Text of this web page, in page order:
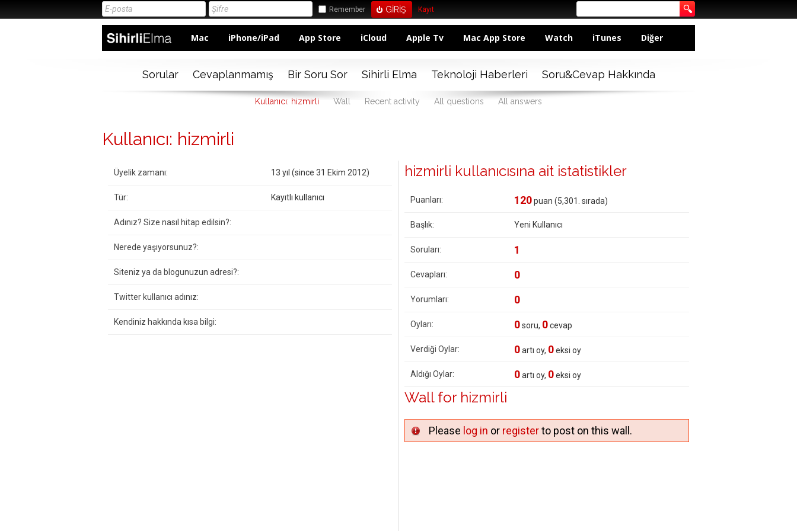
Remember Kayıt
Mac iPhone/iPad App Store iCloud Apple Tv Mac App Store Watch iTunes Diğer
Sorular Cevaplanmamış Bir Soru Sor Sihirli Elma Teknoloji Haberleri Soru&Cevap Hakkında
Kullanıcı: hizmirli Wall Recent activity All questions All answers
Kullanıcı: hizmirli
Üyelik zamanı: 13 yıl (since 31 Ekim 2012)
Tür: Kayıtlı kullanıcı
Adınız? Size nasıl hitap edilsin?:
Nerede yaşıyorsunuz?:
Siteniz ya da blogunuzun adresi?:
Twitter kullanıcı adınız:
Kendiniz hakkında kısa bilgi:
hizmirli kullanıcısına ait istatistikler
Puanları: 120puan (5,301 . sırada)
Başlık: Yeni Kullanıcı
Soruları: 1
Cevapları: 0
Yorumları: 0
Oyları: 0soru, 0cevap
Verdiği Oylar: 0artı oy, 0eksi oy
Aldığı Oylar: 0artı oy, 0eksi oy
Wall for hizmirli
Please log in or registerto post on this wall.